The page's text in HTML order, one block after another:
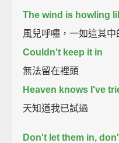
The wind is howling
風兒呼嘯，一如這其中
Couldn't keep it in
無法留在裡頭
Heaven knows I've
天知道我已試過
Don't let them in,